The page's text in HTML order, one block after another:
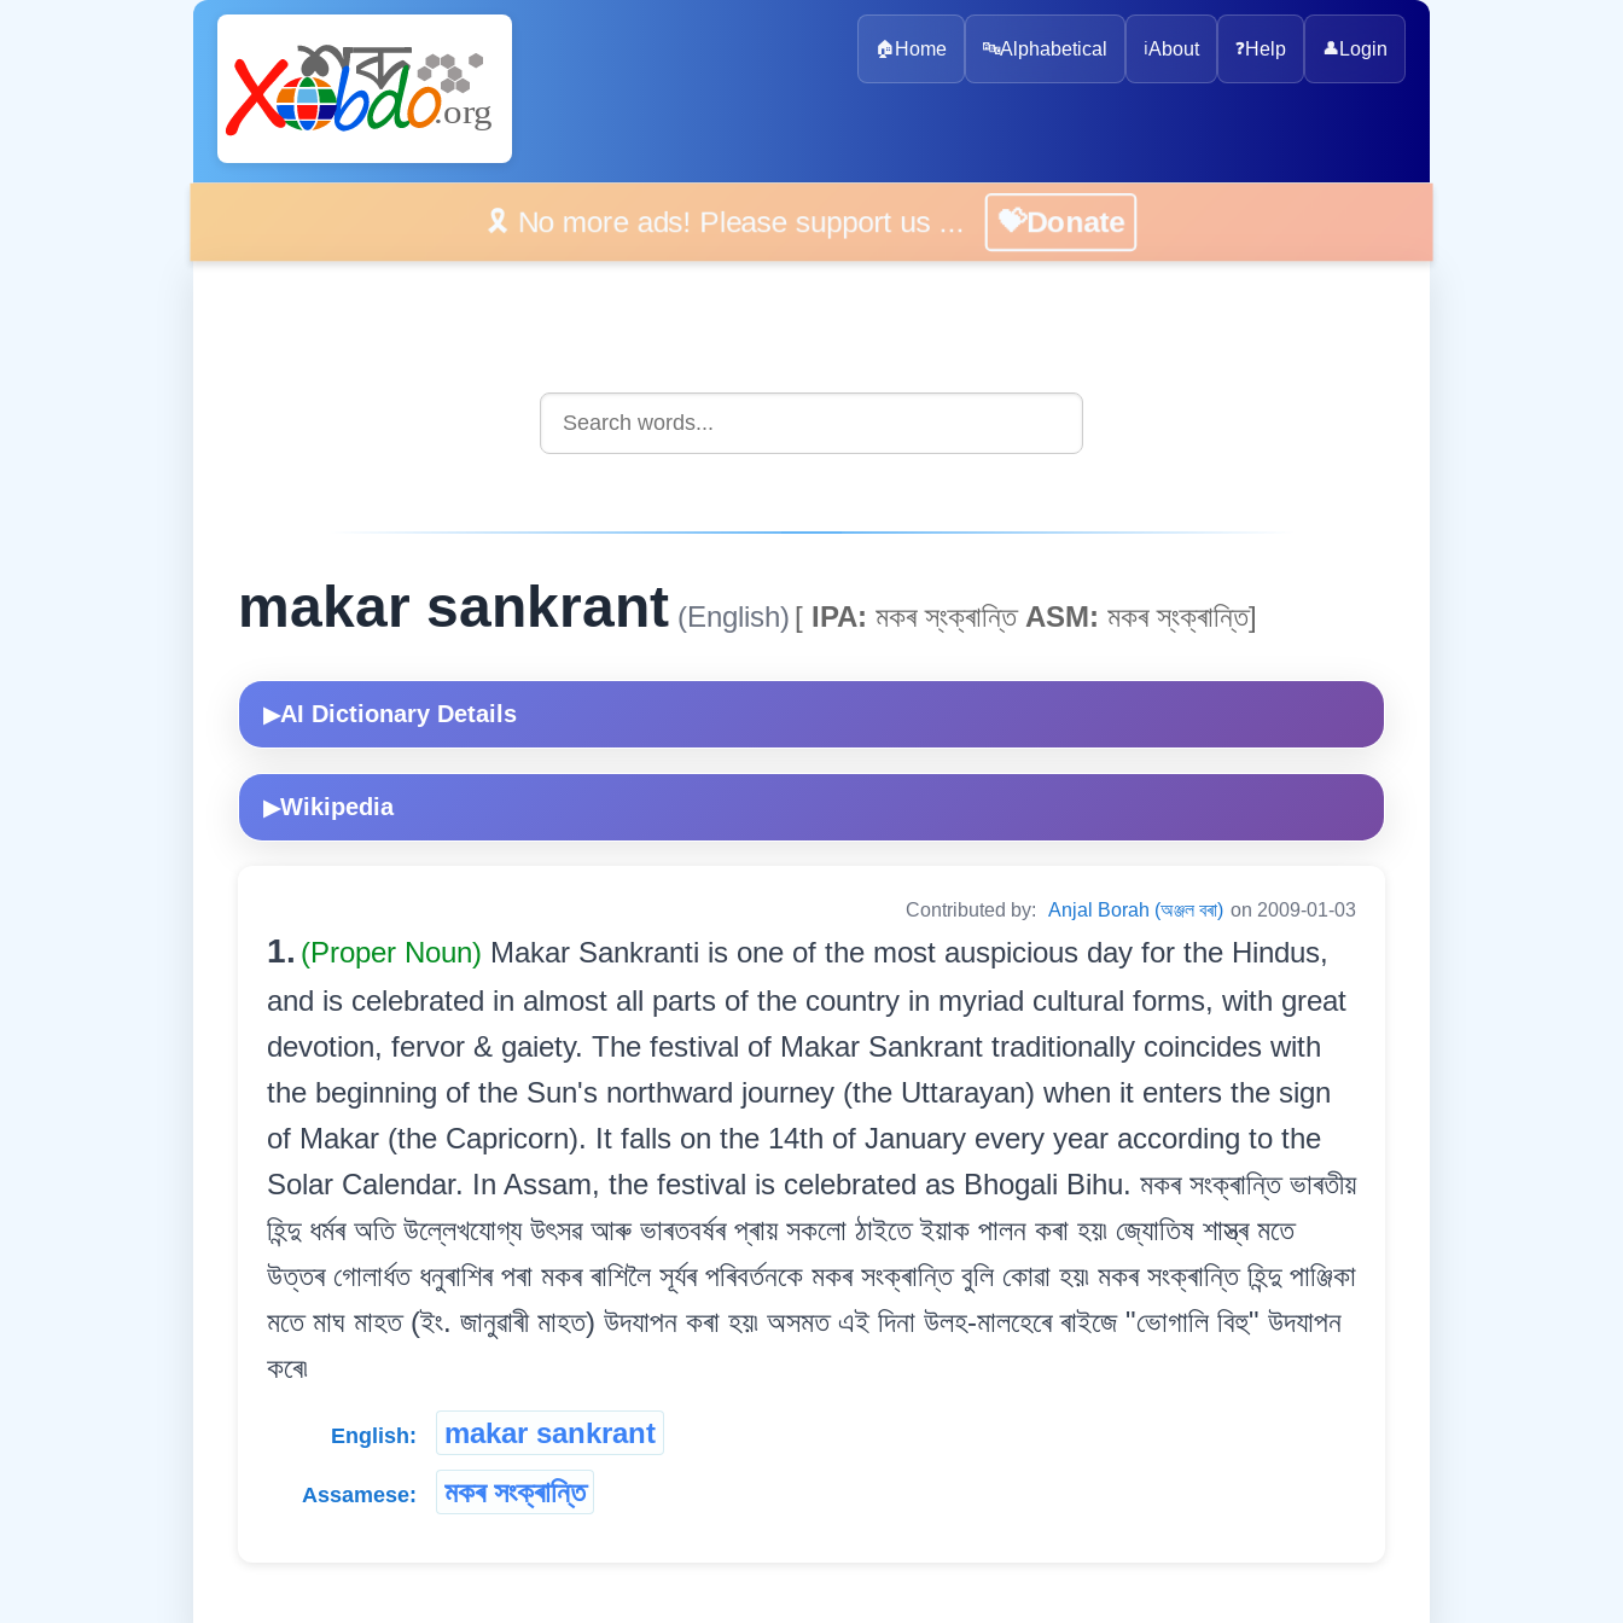
🏠 Home 🔤Alphabetical ℹ️About ❓Help 👤 Login
🎗️ No more ads! Please support us ... 💝Donate
makar sankrant (English) [ IPA: মকৰ স্ংক্ৰান্তিASM: মকৰ স্ংক্ৰান্তি]
▶AI Dictionary Details
▶Wikipedia
Contributed by: Anjal Borah (অঞ্জল বৰা) on 2009-01-03
1. (Proper Noun) Makar Sankranti is one of the most auspicious day for the Hindus,
and is celebrated in almost all parts of the country in myriad cultural forms, with great
devotion, fervor & gaiety. The festival of Makar Sankrant traditionally coincides with
the beginning of the Sun's northward journey (the Uttarayan) when it enters the sign
of Makar (the Capricorn). It falls on the 14th of January every year according to the
Solar Calendar. In Assam, the festival is celebrated as Bhogali Bihu. মকৰ সংক্ৰান্তি ভাৰতীয়
হিন্দু ধৰ্মৰ অতি উল্লেখযোগ্য উৎসৱ আৰু ভাৰতবৰ্ষৰ প্ৰায় সকলো ঠাইতে ইয়াক পালন কৰা হয়৷ জ্যোতিষ শাস্ত্ৰ মতে
উত্তৰ গোলাৰ্ধত ধনুৰাশিৰ পৰা মকৰ ৰাশিলৈ সূৰ্যৰ পৰিবৰ্তনকে মকৰ সংক্ৰান্তি বুলি কোৱা হয়৷ মকৰ সংক্ৰান্তি হিন্দু পাঞ্জিকা
মতে মাঘ মাহত (ইং. জানুৱাৰী মাহত) উদযাপন কৰা হয়৷ অসমত এই দিনা উলহ-মালহেৰে ৰাইজে "ভোগালি বিহু" উদযাপন
কৰে৷
English: makar sankrant
Assamese: মকৰ সংক্ৰান্তি